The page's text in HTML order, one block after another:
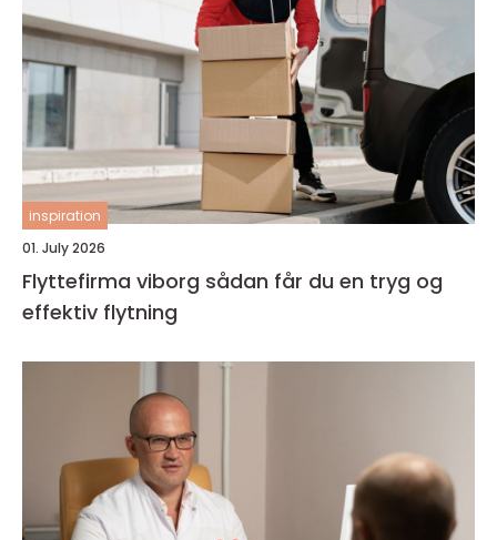
inspiration
01. July 2026
Flyttefirma viborg sådan får du en tryg og
effektiv flytning